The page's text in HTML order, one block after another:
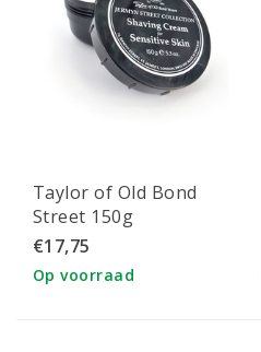
Taylor of Old Bond
Street 150g
scheercreme Jermyn
Street Collection
€17,75
Op voorraad